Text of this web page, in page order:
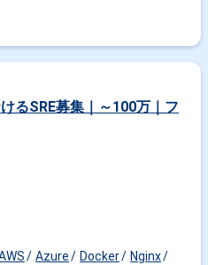
同社は外食産業が抱える人手不
るSRE募集｜～100万｜フ
Azure Docker
Nginx